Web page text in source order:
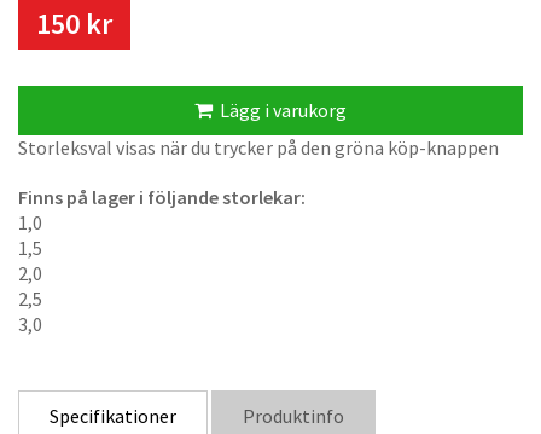
150 kr
Lägg i varukorg
Storleksval visas när du trycker på den gröna köp-knappen
Finns på lager i följande storlekar:
1,0
1,5
2,0
2,5
3,0
Specifikationer Produktinfo